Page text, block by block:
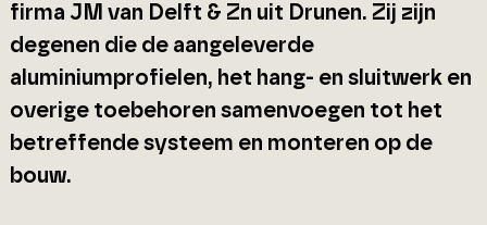
firma JM van Delft & Zn uit Drunen. Zij zijn
degenen die de aangeleverde
aluminiumprofielen, het hang- en sluitwerk en
overige toebehoren samenvoegen tot het
betreffende systeem en monteren op de
bouw.